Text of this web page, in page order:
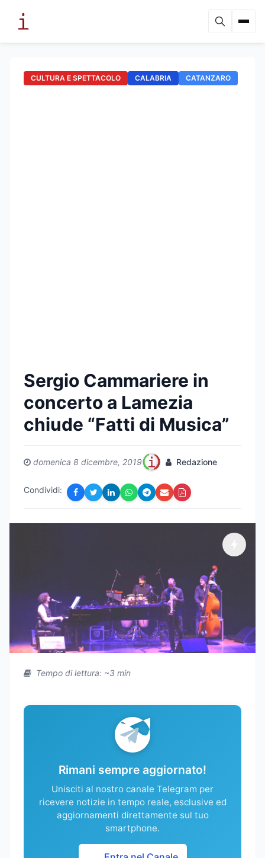
CULTURA E SPETTACOLO CALABRIA CATANZARO
Sergio Cammariere in
concerto a Lamezia
chiude “Fatti di Musica”
domenica 8 dicembre, 2019 Redazione
Condividi:
Tempo di lettura: ~3 min
Rimani sempre aggiornato!
Unisciti al nostro canale Telegram per
ricevere notizie in tempo reale, esclusive ed
aggiornamenti direttamente sul tuo
smartphone.